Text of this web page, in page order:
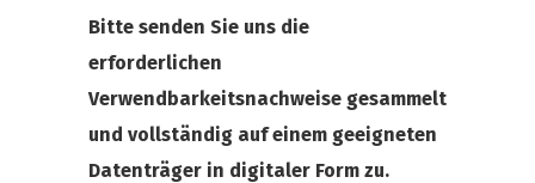
Bitte senden Sie uns die
erforderlichen
Verwendbarkeitsnachweise gesammelt
und vollständig auf einem geeigneten
Datenträger in digitaler Form zu.